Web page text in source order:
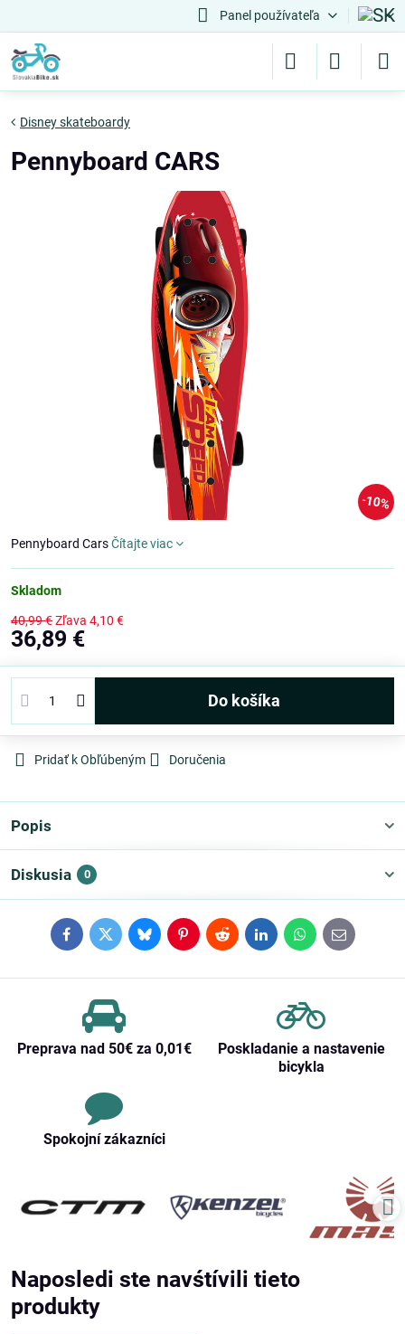
Panel používateľa
10%
Disney skateboardy
Pennyboard CARS
Pennyboard CarsČítajte viac
Skladom
40,99 €Zľava 4,10 €
36,89 €
Do košíka
Pridať k Obľúbeným Doručenia
Popis
Diskusia 0
FacebookTwitterBlueskyPinterestRedditLinkedInWhatsApp
E-
mail
Preprava nad 50€ za 0,01€
Poskladanie a nastavenie
bicykla
Spokojní zákazníci
Naposledi ste navśtívili tieto
produkty